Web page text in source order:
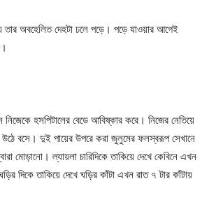
তার অবহেলিত দেহটা ঢলে পড়ে। পড়ে যাওয়ার আগেই
নিজেকে হসপিটালের বেডে আবিষ্কার করে। নিজের নেতিয়ে
উঠে বসে। দুই পায়ের উপরে করা জুলুমের ফলস্বরূপ সেখানে
মোড়ানো। ল্যায়লা চারিদিকে তাকিয়ে দেখে কেবিনে এখন
দিকে তাকিয়ে দেখে ঘড়ির কাঁটা এখন রাত ৭ টার কাঁটায়